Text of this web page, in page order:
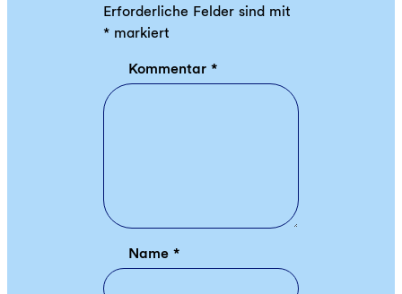
Erforderliche Felder sind mit
* markiert
Kommentar*
Name*